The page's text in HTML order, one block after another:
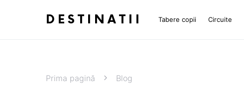
DESTINATII Tabere copii Circuite
Prima pagină Blog